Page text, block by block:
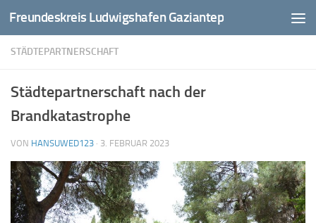
Zum Inhalt springen
Freundeskreis Ludwigshafen Gaziantep
STÄDTEPARTNERSCHAFT
Städtepartnerschaft nach der
Brandkatastrophe
VON HANSUWED123 · 3. FEBRUAR 2023